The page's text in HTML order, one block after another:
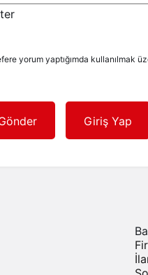
yorum yaptığımda kullanılmak
Giriş Yap